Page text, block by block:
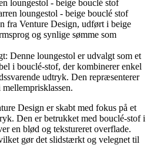
loungestol - beige bouclé stof
fra Venture Design, udført i beige
og synlige sømme som
Denne loungestol er udvalgt som et
i bouclé-stof, der kombinerer enkel
udtryk. Den repræsenterer
Design er skabt med fokus på et
Den er betrukket med bouclé-stof i
en blød og tekstureret overflade.
gør det slidstærkt og velegnet til